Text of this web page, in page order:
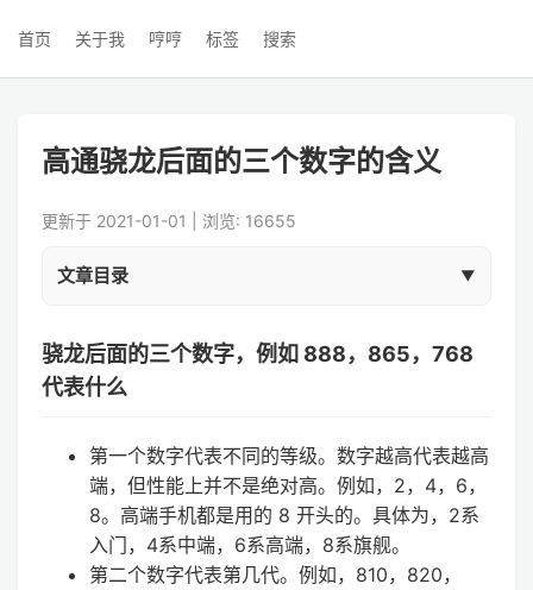
首页 关于我 哼哼 标签 搜索
高通骁龙后面的三个数字的含义
更新于 2021-01-01 | 浏览: 16655
文章目录
骁龙后面的三个数字，例如 888，865，768
代表什么
第一个数字代表不同的等级。数字越高代表越高
端，但性能上并不是绝对高。例如，2，4，6，
8。高端手机都是用的 8 开头的。具体为，2系
入门，4系中端，6系高端，8系旗舰。
第二个数字代表第几代。例如，810，820，